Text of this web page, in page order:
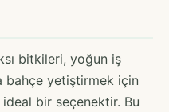
bitkileri, yoğun iş
bahçe yetiştirmek için
bir seçenektir. Bu